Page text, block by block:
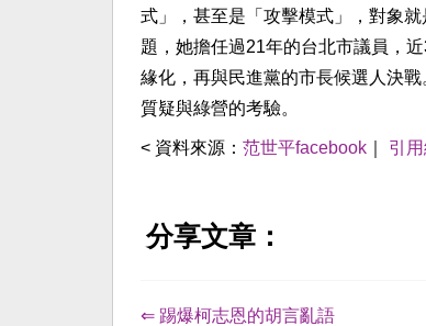
式」，甚至是「攻擊模式」，對象
題，她擔任過21年的台北市議員，
緣化，再與民進黨的市長候選人決
質疑與綠營的考驗。
< 資料來源： 范世平facebook 引
分享文章：
⇐ 踢爆柯志恩的胡言亂語